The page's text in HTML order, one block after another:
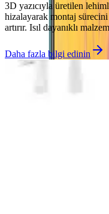
3D yazıcıyla üretilen
hizalayarak montaj
artırır. Isıl dayanıklı
Daha fazla bilgi edinin